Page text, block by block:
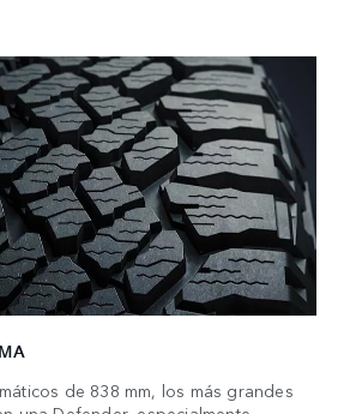
de 838 mm, los más grandes